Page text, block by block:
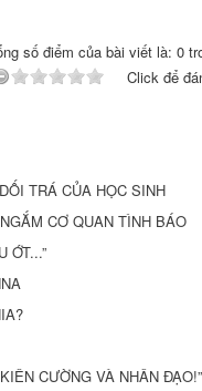
số điểm của bài viết là: 0
Click để
TRÁ CỦA HỌC SINH
CƠ QUAN TÌNH BÁO
ỚT...”
CƯỜNG VÀ NHÂN ĐẠO!”